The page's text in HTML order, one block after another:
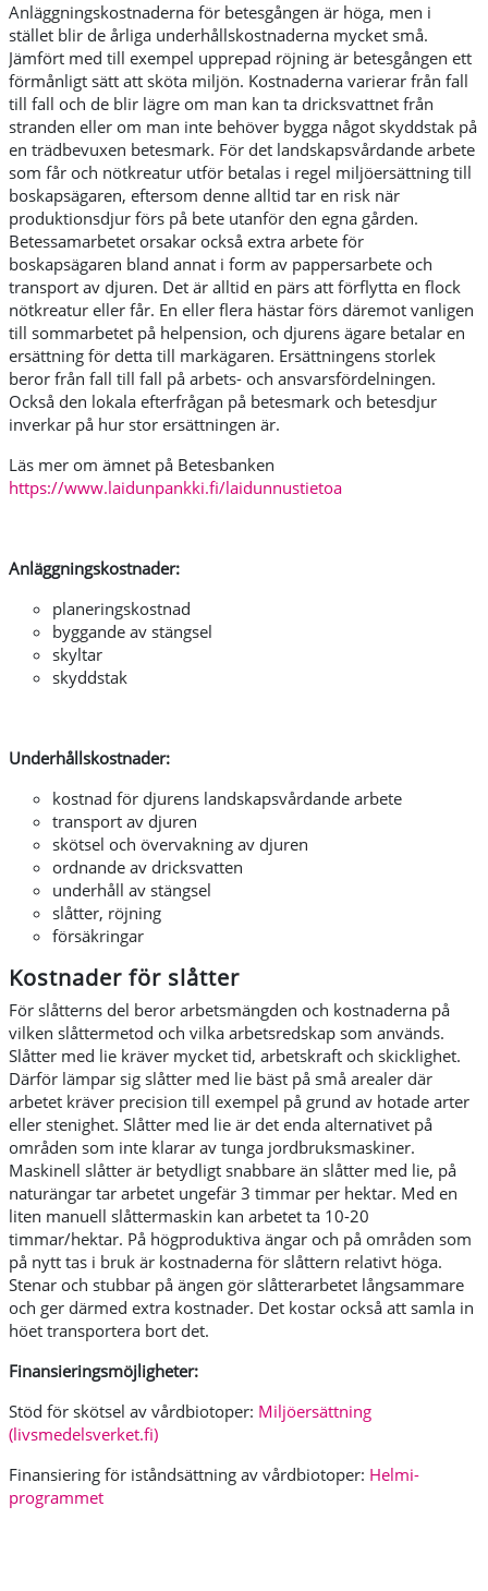
Anläggningskostnaderna för betesgången är höga, men i
stället blir de årliga underhållskostnaderna mycket små.
Jämfört med till exempel upprepad röjning är betesgången ett
förmånligt sätt att sköta miljön. Kostnaderna varierar från fall
till fall och de blir lägre om man kan ta dricksvattnet från
stranden eller om man inte behöver bygga något skyddstak på
en trädbevuxen betesmark. För det landskapsvårdande arbete
som får och nötkreatur utför betalas i regel miljöersättning till
boskapsägaren, eftersom denne alltid tar en risk när
produktionsdjur förs på bete utanför den egna gården.
Betessamarbetet orsakar också extra arbete för
boskapsägaren bland annat i form av pappersarbete och
transport av djuren. Det är alltid en pärs att förflytta en flock
nötkreatur eller får. En eller flera hästar förs däremot vanligen
till sommarbetet på helpension, och djurens ägare betalar en
ersättning för detta till markägaren. Ersättningens storlek
beror från fall till fall på arbets- och ansvarsfördelningen.
Också den lokala efterfrågan på betesmark och betesdjur
inverkar på hur stor ersättningen är.
Läs mer om ämnet på Betesbanken
https://www.laidunpankki.fi/laidunnustietoa
Anläggningskostnader:
planeringskostnad
byggande av stängsel
skyltar
skyddstak
Underhållskostnader:
kostnad för djurens landskapsvårdande arbete
transport av djuren
skötsel och övervakning av djuren
ordnande av dricksvatten
underhåll av stängsel
slåtter, röjning
försäkringar
Kostnader för slåtter
För slåtterns del beror arbetsmängden och kostnaderna på
vilken slåttermetod och vilka arbetsredskap som används.
Slåtter med lie kräver mycket tid, arbetskraft och skicklighet.
Därför lämpar sig slåtter med lie bäst på små arealer där
arbetet kräver precision till exempel på grund av hotade arter
eller stenighet. Slåtter med lie är det enda alternativet på
områden som inte klarar av tunga jordbruksmaskiner.
Maskinell slåtter är betydligt snabbare än slåtter med lie, på
naturängar tar arbetet ungefär 3 timmar per hektar. Med en
liten manuell slåttermaskin kan arbetet ta 10-20
timmar/hektar. På högproduktiva ängar och på områden som
på nytt tas i bruk är kostnaderna för slåttern relativt höga.
Stenar och stubbar på ängen gör slåtterarbetet långsammare
och ger därmed extra kostnader. Det kostar också att samla in
höet transportera bort det.
Finansieringsmöjligheter:
Stöd för skötsel av vårdbiotoper: Miljöersättning
(livsmedelsverket.fi)
Finansiering för iståndsättning av vårdbiotoper: Helmi-
programmet